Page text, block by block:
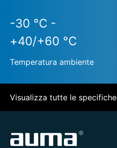
-30 °C -
+40/+60 °C
Temperatura ambiente
Visualizza tutte le specifiche